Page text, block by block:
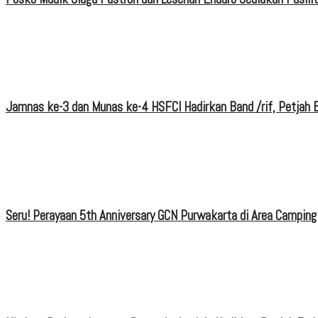
Jamnas ke-3 dan Munas ke-4 HSFCI Hadirkan Band /rif, Petjah
Seru! Perayaan 5th Anniversary GCN Purwakarta di Area